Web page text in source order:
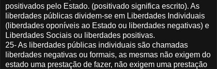
positivados pelo Estado. (positivado significa escrito). As
liberdades públicas dividem-se em Liberdades Individuais
(liberdades oponíveis ao Estado ou liberdades negativas) e
Liberdades Sociais ou liberdades positivas.
25- As liberdades públicas individuais são chamadas
liberdades negativas ou formais, as mesmas não exigem do
estado uma prestação de fazer, não exigem uma prestação